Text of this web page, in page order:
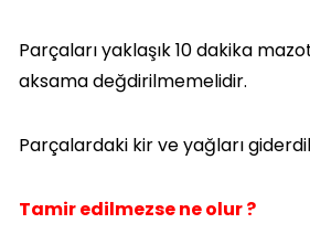
Parçaları yaklaşık 10 dakika
aksama değdirilmemelidir.
Parçalardaki kir ve yağları
Tamir edilmezse ne olur ?